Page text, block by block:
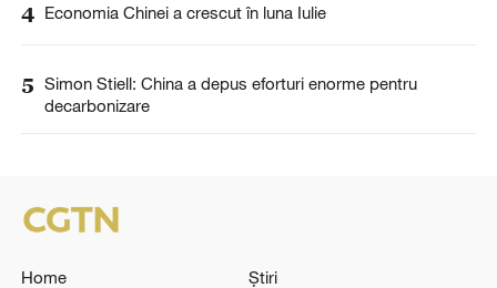
4 Economia Chinei a crescut în luna Iulie
5 Simon Stiell: China a depus eforturi enorme pentru
decarbonizare
Home
Știri